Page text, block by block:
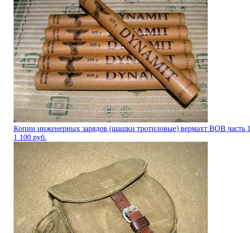
Копии инженерных зарядов (шашки тротиловые) вермахт ВОВ часть 1
1 100 руб.